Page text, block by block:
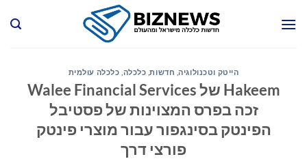
הייטק וטכנולוגיה, חדשות, כלכלה כלכלה עולמית
Hakeem של Walee Financial Services
זכה בפרס המצוינות של פסטיבל
הפינטק בסינגפור עבור מוצרי פינטק
פורצי דרך